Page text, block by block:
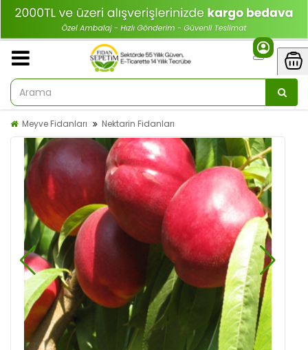
Meyve Fidanları Nektarin Fidanları